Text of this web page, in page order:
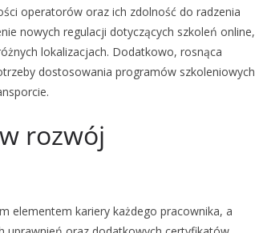
operatorów oraz ich zdolność do radzenia
nowych regulacji dotyczących szkoleń online,
lokalizacjach. Dodatkowo, rosnąca
dostosowania programów szkoleniowych
rozwój
elementem kariery każdego pracownika, a